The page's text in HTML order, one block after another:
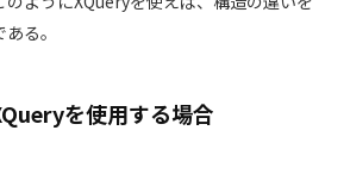
る。
を使用する場合